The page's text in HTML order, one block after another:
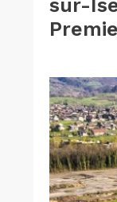
sur-